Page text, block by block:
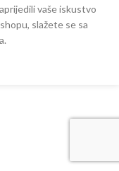
vaše iskustvo
slažete se sa